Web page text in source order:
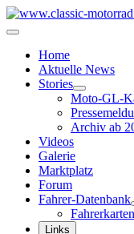
Home
Aktuelle News
Stories
Moto-GL-
Archiv ab
Videos
Galerie
Marktplatz
Forum
Fahrer-Datenbank
Links